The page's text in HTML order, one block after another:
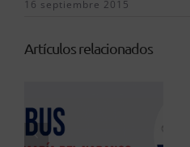
16 septiembre 2015
Artículos relacionados